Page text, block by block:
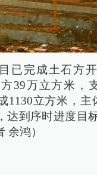
已完成土石方
39万立方米，
1130立方米，主
达到序时进度目
余鸿）